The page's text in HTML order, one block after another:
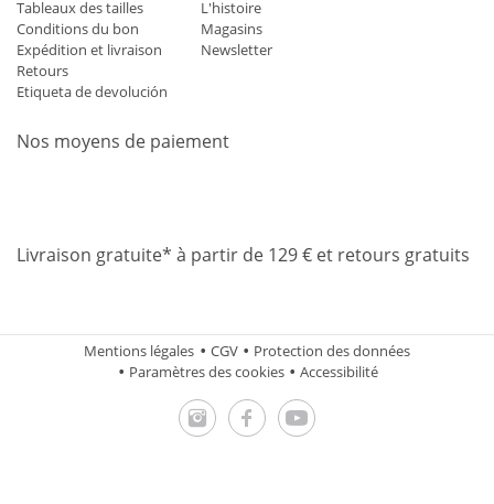
Tableaux des tailles
Conditions du bon
Expédition et livraison
Retours
Etiqueta de devolución
L'histoire
Magasins
Newsletter
Nos moyens de paiement
Livraison gratuite* à partir de 129 € et retours gratuits
Mentions légales CGV
Protection des données
Paramètres des cookies
Accessibilité